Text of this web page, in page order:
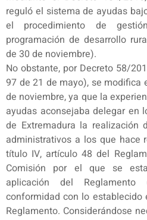
reguló el sistema de ayudas
el procedimiento de
programación de desarrollo
de 30 de noviembre).
No obstante, por Decreto 58/
97 de 21 de mayo), se modifica
de noviembre, ya que la
ayudas aconsejaba delegar en
de Extremadura la realización
administrativos a los que hace
título IV, artículo 48 del
Comisión por el que se
aplicación del
conformidad con lo
Reglamento. Considerándose